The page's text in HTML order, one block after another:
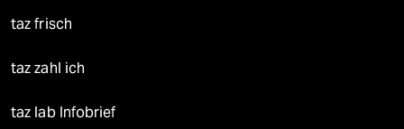
taz frisch
taz zahl ich
taz lab Infobrief